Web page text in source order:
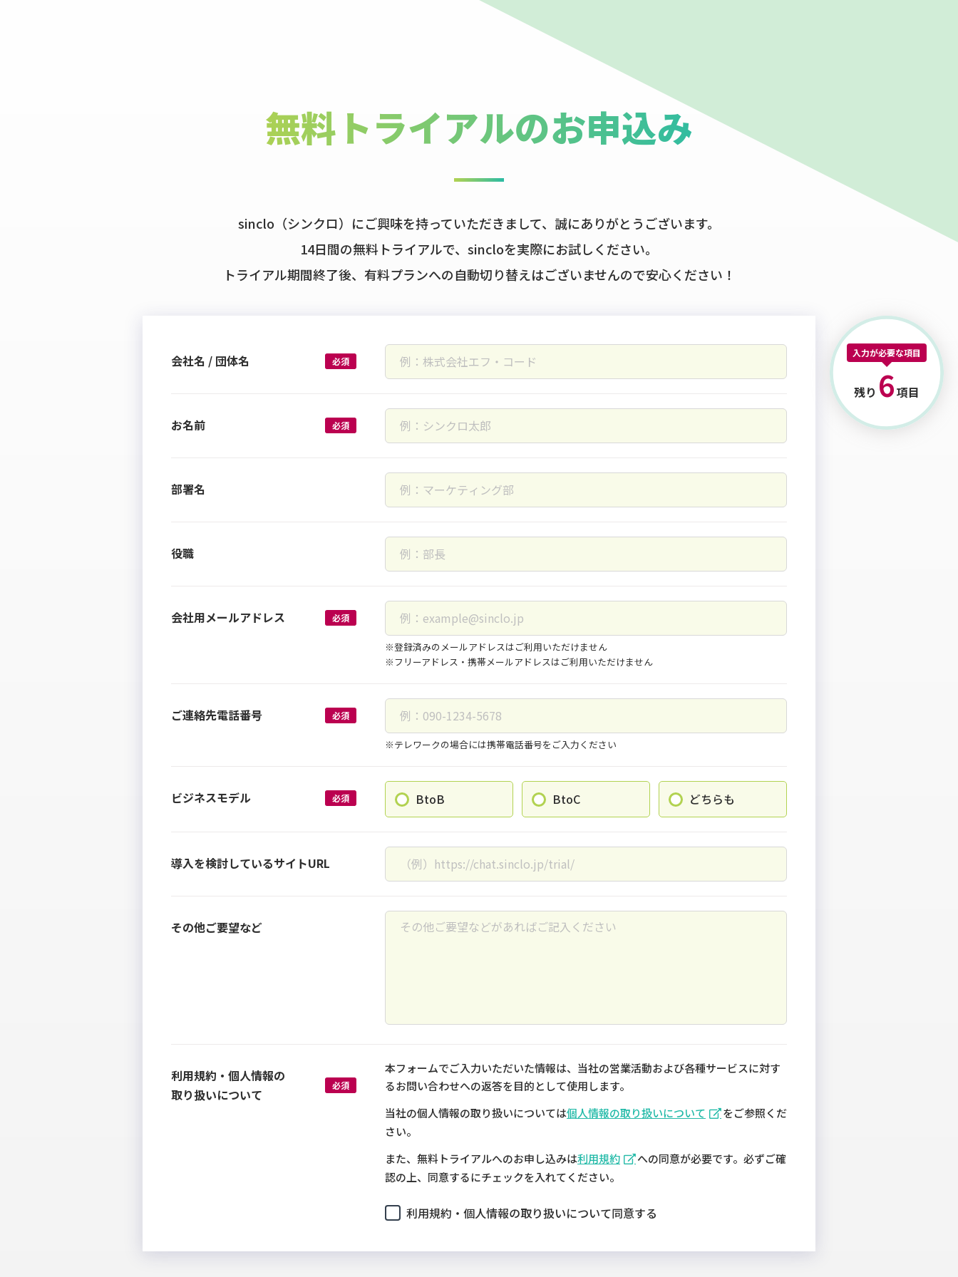
無料トライアルのお申込み
sinclo（シンクロ）にご興味を持っていただきまして、 誠にありがとうございます。
14日間の無料トライアルで、sincloを実際にお試しください。
トライアル期間終了後、有料プランへの自動切り替えはございませんので安心ください！
会社名 / 団体名 必須
お名前 必須
部署名
役職
会社用メールアドレス 必須
※登録済みのメールアドレスはご利用いただけません
※フリーアドレス・携帯メールアドレスはご利用いただけません
ご連絡先電話番号 必須
※テレワークの場合には携帯電話番号をご入力ください
ビジネスモデル 必須 BtoB BtoC どちらも
導入を検討しているサイトURL
その他ご要望など
利用規約・個人情報の
取り扱いについて
必須
本フォームでご入力いただいた情報は、当社の営業活動および各種サービスに対す
るお問い合わせへの返答を目的として使用します。
当社の個人情報の取り扱いについては個人情報の取り扱いについて
をご参照くだ
さい。
また、無料トライアルへのお申し込みは利用規約
への同意が必要です。必ずご確
認の上、同意するにチェックを入れてください。
利用規約・個人情報の取り扱いについて同意する
入力が必要な項目
残り 6項目